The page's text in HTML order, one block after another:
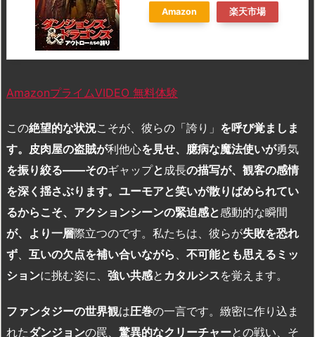
Amazon 楽天市場
AmazonプライムVIDEO 無料体験
この絶望的な状況こそが、彼らの「誇り」 を呼び覚ましま
す。皮肉屋の盗賊が利他心を見せ、臆病な魔法使いが勇気
を振り絞る——そのギャップと成長の描写が、観客の感情
を深く揺さぶります。ユーモアと笑いが散りばめられてい
るからこそ、アクションシーンの緊迫感と感動的な瞬間
が、より一層際立つのです。私たちは、彼らが失敗を恐れ
ず、 互いの欠点を補い合いながら 、 不可能とも思えるミッ
ションに挑む姿に、 強い共感と カタルシスを覚えます。
ファンタジーの世界観は圧巻の一言です。緻密に作り込ま
れたダンジョンの罠、 驚異的なクリーチャーとの戦い、そ